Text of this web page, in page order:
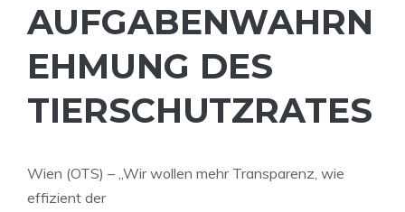
AUFGABENWAHRN
EHMUNG DES
TIERSCHUTZRATES
Wien (OTS) – „Wir wollen mehr Transparenz, wie
effizient der